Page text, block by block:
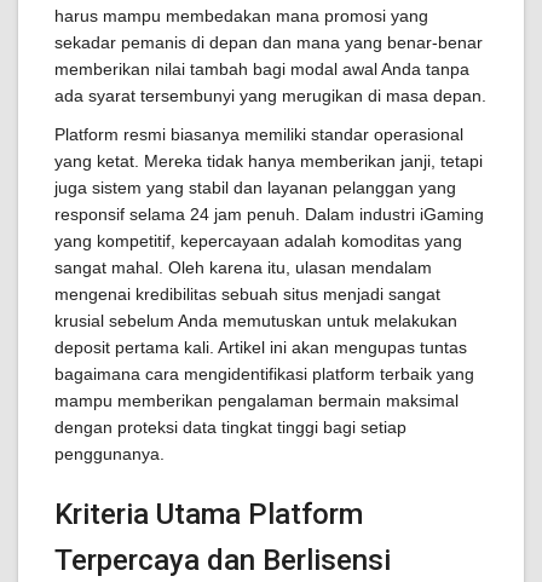
harus mampu membedakan mana promosi yang
sekadar pemanis di depan dan mana yang benar-benar
memberikan nilai tambah bagi modal awal Anda tanpa
ada syarat tersembunyi yang merugikan di masa depan.
Platform resmi biasanya memiliki standar operasional
yang ketat. Mereka tidak hanya memberikan janji, tetapi
juga sistem yang stabil dan layanan pelanggan yang
responsif selama 24 jam penuh. Dalam industri iGaming
yang kompetitif, kepercayaan adalah komoditas yang
sangat mahal. Oleh karena itu, ulasan mendalam
mengenai kredibilitas sebuah situs menjadi sangat
krusial sebelum Anda memutuskan untuk melakukan
deposit pertama kali. Artikel ini akan mengupas tuntas
bagaimana cara mengidentifikasi platform terbaik yang
mampu memberikan pengalaman bermain maksimal
dengan proteksi data tingkat tinggi bagi setiap
penggunanya.
Kriteria Utama Platform
Terpercaya dan Berlisensi